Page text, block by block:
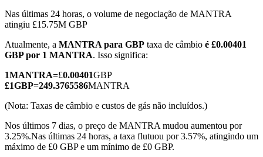
TradFi
Derivativos de ações, câmbio, metais preciosos e commodities
Nas últimas 24 horas, o volume de negociação de MANTRA
atingiu £15.75M GBP
Atualmente, a MANTRA para GBP taxa de câmbio é £0.00401
GBP por 1 MANTRA. Isso significa:
1MANTRA=£0.00401GBP
£1GBP=249.3765586MANTRA
(Nota: Taxas de câmbio e custos de gás não incluídos.)
Nos últimos 7 dias, o preço de MANTRA mudou aumentou por
3.25%.Nas últimas 24 horas, a taxa flutuou por 3.57%, atingindo um
máximo de £0 GBP e um mínimo de £0 GBP.